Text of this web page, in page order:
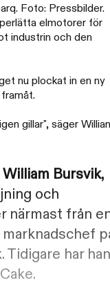
Foto: Pressbilder.
elmotorer för
industrin och den
nu plockat in en ny
gillar", säger
William Bursvik,
och
närmast från
Tidigare har han